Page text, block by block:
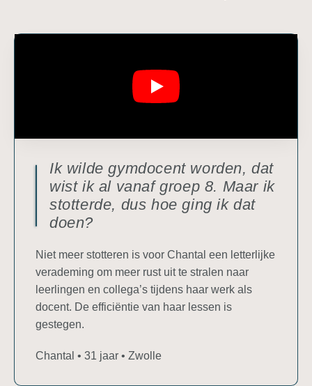
Ik wilde gymdocent worden, dat
wist ik al vanaf groep 8. Maar ik
stotterde, dus hoe ging ik dat
doen?
Niet meer stotteren is voor Chantal een letterlijke
verademing om meer rust uit te stralen naar
leerlingen en collega’s tijdens haar werk als
docent. De efficiëntie van haar lessen is
gestegen.
Chantal • 31 jaar • Zwolle